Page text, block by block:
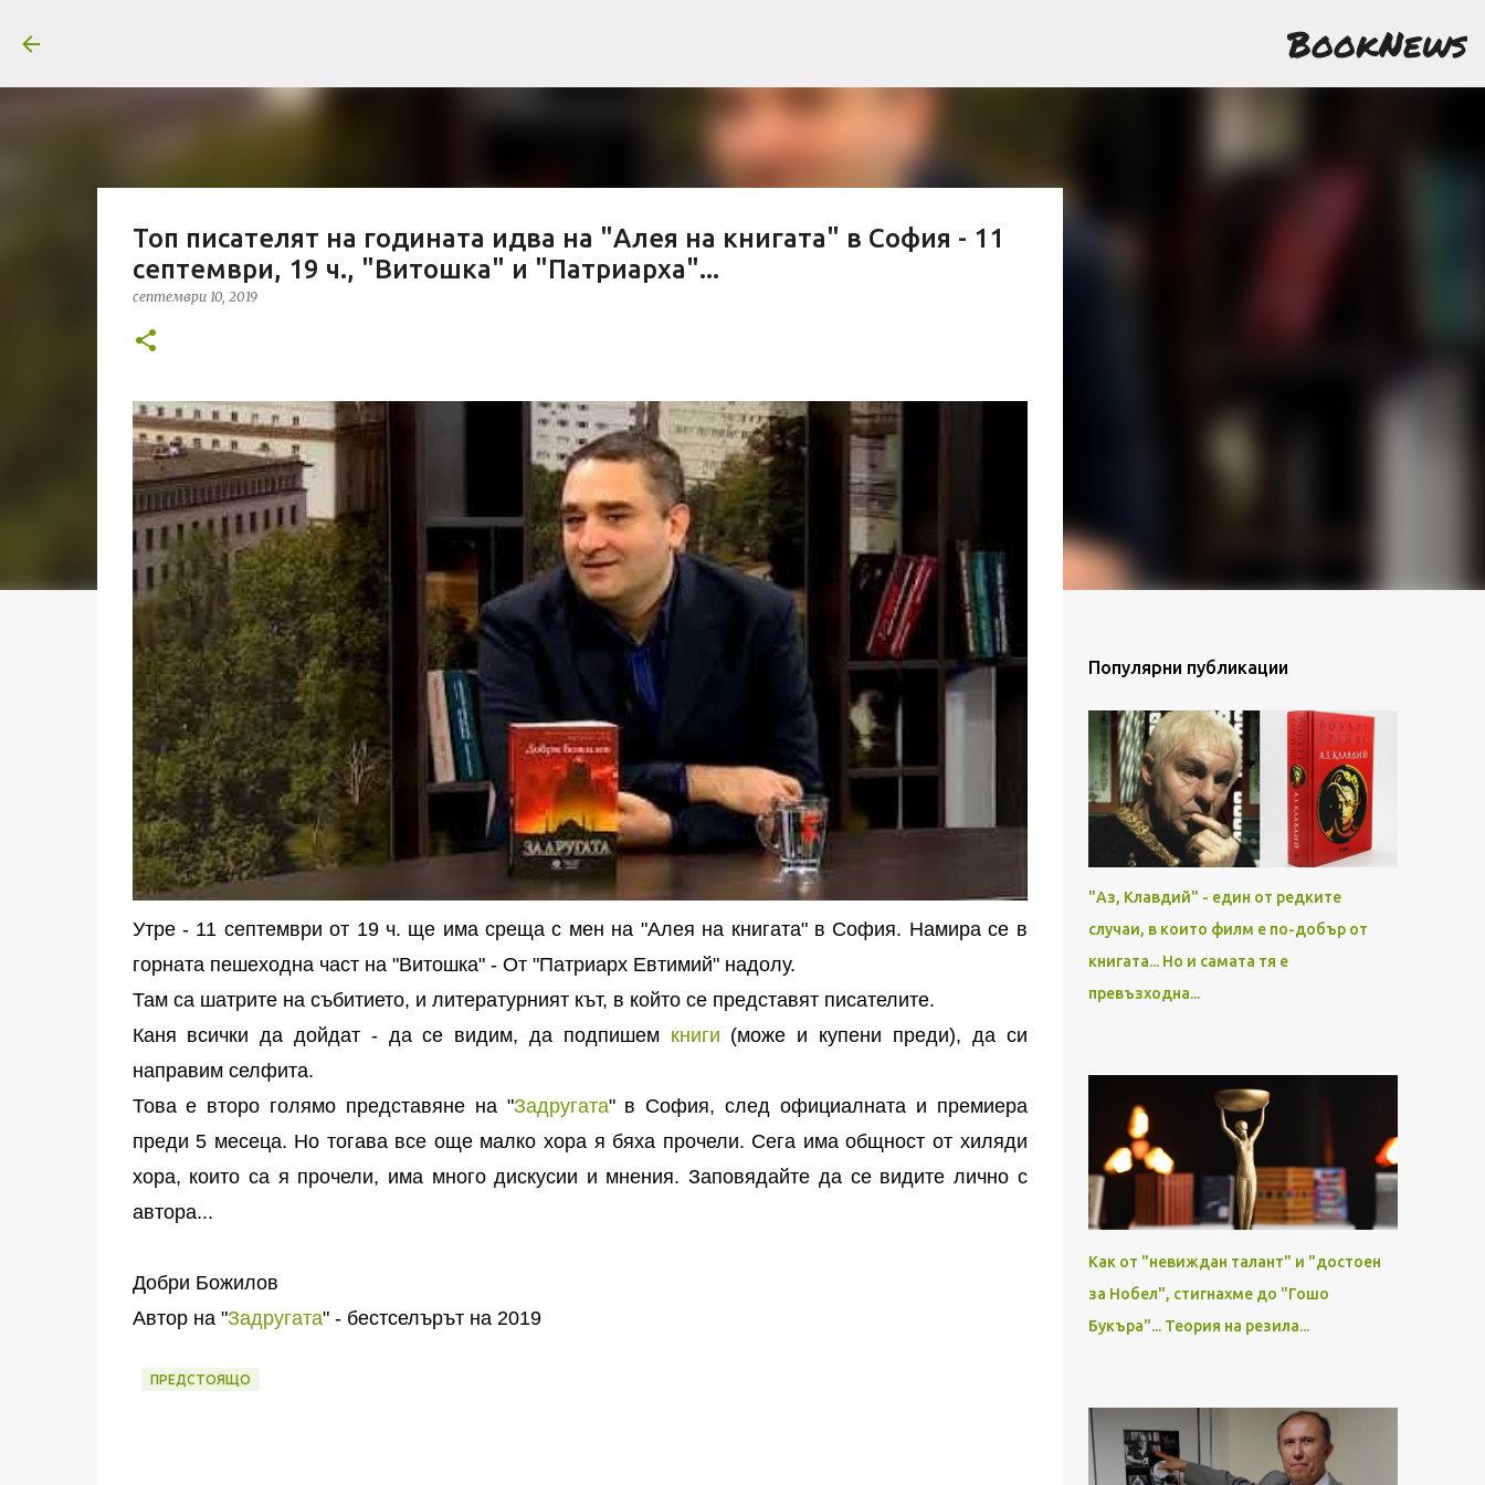
BookNews
Топ писателят на годината идва на "Алея на книгата" в София - 11
септември, 19 ч., "Витошка" и "Патриарха"...
септември 10, 2019
Утре - 11 септември от 19 ч. ще има среща с мен на "Алея на книгата" в София. Намира се в
горната пешеходна част на "Витошка" - От "Патриарх Евтимий" надолу.
Там са шатрите на събитието, и литературният кът, в който се представят писателите.
Каня всички да дойдат - да се видим, да подпишем книги (може и купени преди), да си
направим селфита.
Това е второ голямо представяне на "Задругата" в София, след официалната и премиера
преди 5 месеца. Но тогава все още малко хора я бяха прочели. Сега има общност от хиляди
хора, които са я прочели, има много дискусии и мнения. Заповядайте да се видите лично с
автора...
Добри Божилов
Автор на "Задругата" - бестселърът на 2019
ПРЕДСТОЯЩО
Популярни публикации
"Аз, Клавдий" - един от редките
случаи, в които филм е по-добър от
книгата... Но и самата тя е
превъзходна...
Как от "невиждан талант" и "достоен
за Нобел", стигнахме до "Гошо
Букъра"... Теория на резила...